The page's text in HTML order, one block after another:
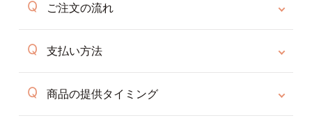
ご注文の流れ
支払い方法
商品の提供タイミング